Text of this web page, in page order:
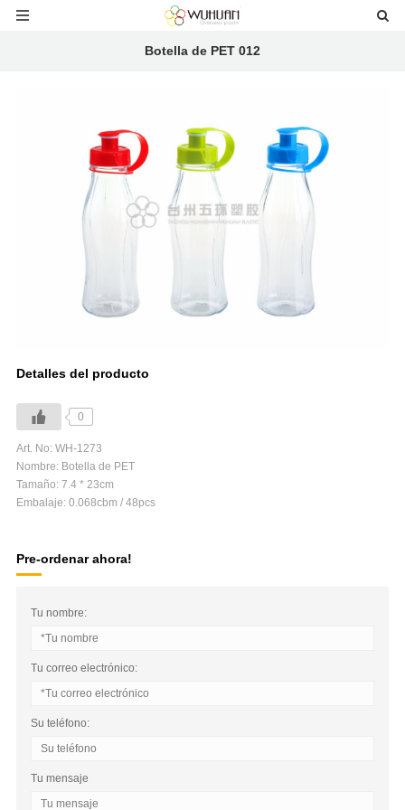
Botella de PET 012
Detalles del producto
0
Art. No: WH-1273
Nombre: Botella de PET
Tamaño: 7.4 * 23cm
Embalaje: 0.068cbm / 48pcs
Pre-ordenar ahora!
Tu nombre:
Tu correo electrónico:
Su teléfono:
Tu mensaje